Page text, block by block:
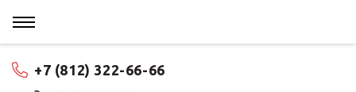
+7 (812) 322-66-66